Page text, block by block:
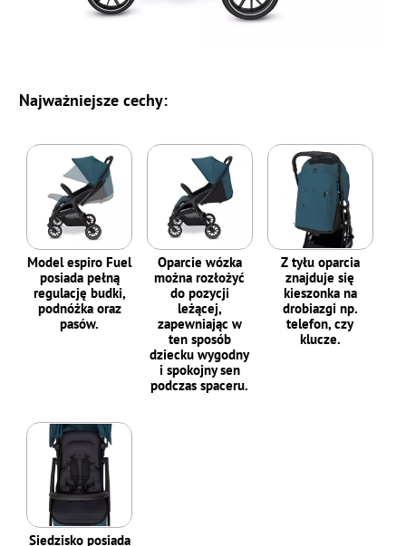
Najważniejsze cechy:
Model espiro Fuel
posiada pełną
regulację budki,
podnóżka oraz
pasów.
Oparcie wózka
można rozłożyć
do pozycji
leżącej,
zapewniając w
ten sposób
dziecku wygodny
i spokojny sen
podczas spaceru.
Z tyłu oparcia
znajduje się
kieszonka na
drobiazgi np.
telefon, czy
klucze.
Siedzisko posiada